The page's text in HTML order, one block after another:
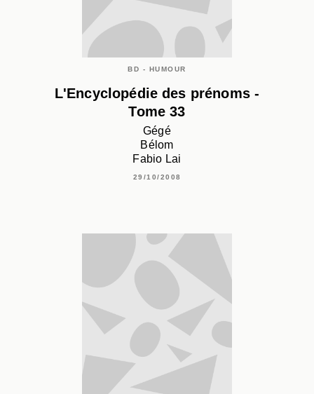
BD - HUMOUR
L'Encyclopédie des prénoms -
Tome 33
Gégé
Bélom
Fabio Lai
29/10/2008